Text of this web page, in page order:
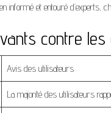
informé et entouré
contre
Avis des utilisateurs
La majorité des utilisateurs